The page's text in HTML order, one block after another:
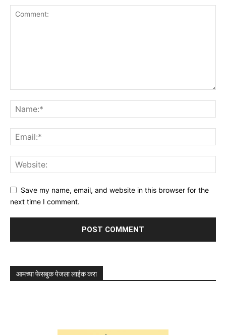
Save my name, email, and website in this browser for the
next time I comment.
आमच्या फेसबुक पेजला लाईक करा